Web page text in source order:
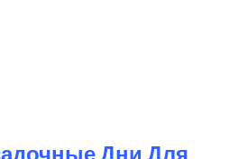
Дни Для